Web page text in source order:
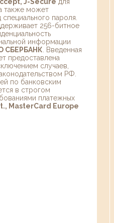
также может
пароля.
256-битное
информации
СБЕРБАНК . Введенная
предоставлена
случаев,
РФ.
по банковским
в строгом
платежных
MasterCard Europe